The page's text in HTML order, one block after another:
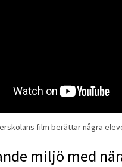
film berättar några
miljö med